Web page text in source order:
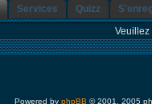
Services Quizz
Veuillez
Powered by phpBB © 2001, 2005